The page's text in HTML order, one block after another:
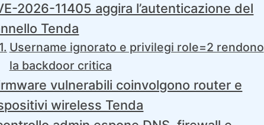
2026-11405 aggira l’autenticazione del
Tenda
Username ignorato e privilegi role=2 rendono
la backdoor critica
vulnerabili coinvolgono router e
wireless Tenda